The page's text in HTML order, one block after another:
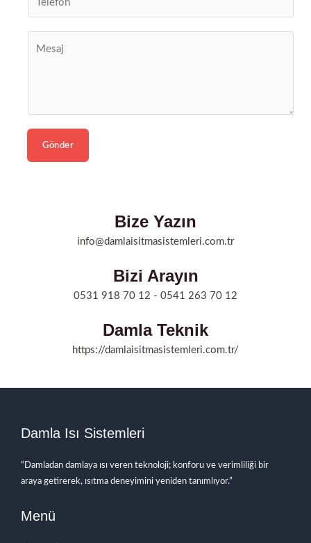
Gönder
Bize Yazın
info@damlaisitmasistemleri.com.tr
Bizi Arayın
0531 918 70 12 - 0541 263 70 12
Damla Teknik
https://damlaisitmasistemleri.com.tr/
Damla Isı Sistemleri
“Damladan damlaya ısı veren teknoloji; konforu ve verimliliği bir
araya getirerek, ısıtma deneyimini yeniden tanımlıyor.”
Menü